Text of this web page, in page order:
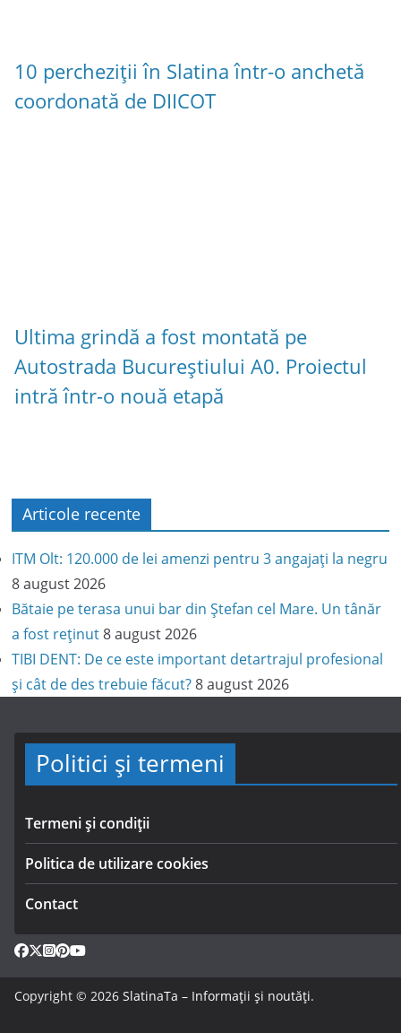
10 percheziții în Slatina într-o anchetă
coordonată de DIICOT
Ultima grindă a fost montată pe
Autostrada Bucureștiului A0. Proiectul
intră într-o nouă etapă
Articole recente
ITM Olt: 120.000 de lei amenzi pentru 3 angajați la negru
8 august 2026
Bătaie pe terasa unui bar din Ștefan cel Mare. Un tânăr
a fost reținut 8 august 2026
TIBI DENT: De ce este important detartrajul profesional
și cât de des trebuie făcut? 8 august 2026
Politici și termeni
Termeni și condiții
Politica de utilizare cookies
Contact
Copyright © 2026 SlatinaTa – Informații și noutăți.